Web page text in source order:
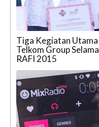
Tiga Kegiatan Utama
Telkom Group Selama
RAFI 2015